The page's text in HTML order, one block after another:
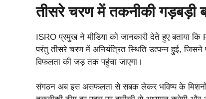
तीसरे चरण में तकनीकी गड़बड़ी
ISRO प्रमुख ने मीडिया को जानकारी देते हुए बताया
परंतु तीसरे चरण में अनियंत्रित स्थिति उत्पन्न हुई, जिसने
विफलता की जड़ तक पहुंचा जाएगा।
संगठन अब इस असफलता से सबक लेकर भविष्य के मिशनों